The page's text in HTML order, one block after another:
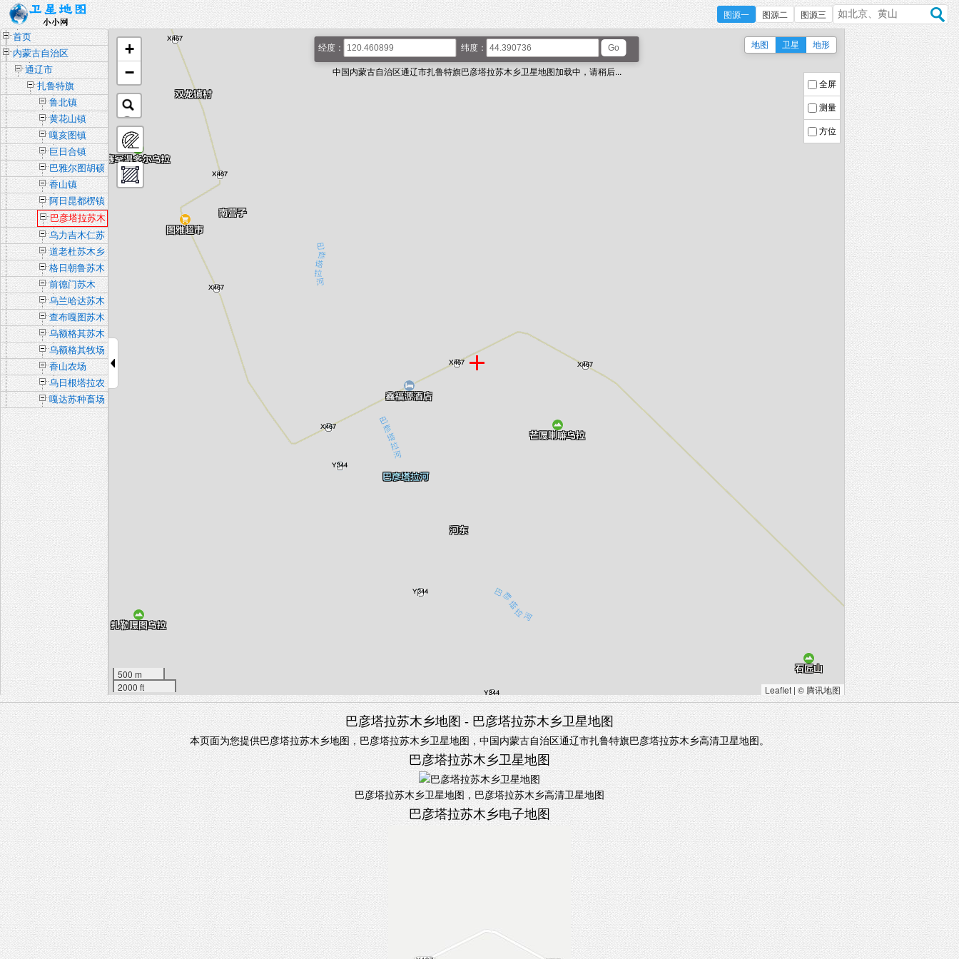
图源一 图源二 图源三
首页
内蒙古自治区
通辽市
扎鲁特旗
鲁北镇
黄花山镇
嘎亥图镇
巨日合镇
巴雅尔图胡硕
镇
香山镇
阿日昆都楞镇
巴彦塔拉苏木
乡
乌力吉木仁苏
木乡
道老杜苏木乡
格日朝鲁苏木
乡
前德门苏木
乌兰哈达苏木
查布嘎图苏木
乌额格其苏木
乌额格其牧场
香山农场
乌日根塔拉农
场
嘎达苏种畜场
中国内蒙古自治区通辽市扎鲁特旗巴彦塔拉苏木乡卫星地图加载中，请稍后...
+
−
500 m
2000 ft
Leaflet | © 腾讯地图
全屏
测量
方位
经度： 纬度： 地图 卫星 地形
巴彦塔拉苏木乡地图 - 巴彦塔拉苏木乡卫星地图
本页面为您提供巴彦塔拉苏木乡地图，巴彦塔拉苏木乡卫星地图，中国内蒙古自治区通辽市扎鲁特旗巴彦塔拉苏木乡高清卫星地图。
巴彦塔拉苏木乡卫星地图
巴彦塔拉苏木乡卫星地图，巴彦塔拉苏木乡高清卫星地图
巴彦塔拉苏木乡电子地图